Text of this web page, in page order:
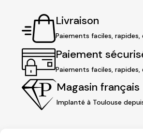
Livraison
Paiements faciles, rapides,
Paiement
Paiements faciles, rapides,
Magasin français
Implanté à Toulouse